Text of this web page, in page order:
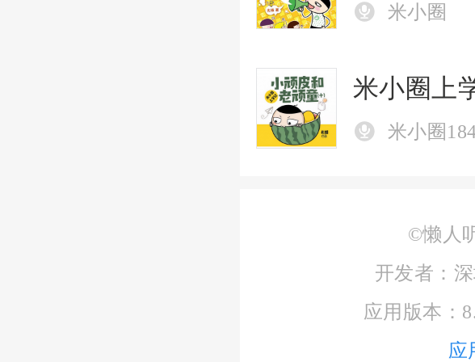
米小圈
米小圈上
米小圈
©懒人
开发者：
应用版本：
应